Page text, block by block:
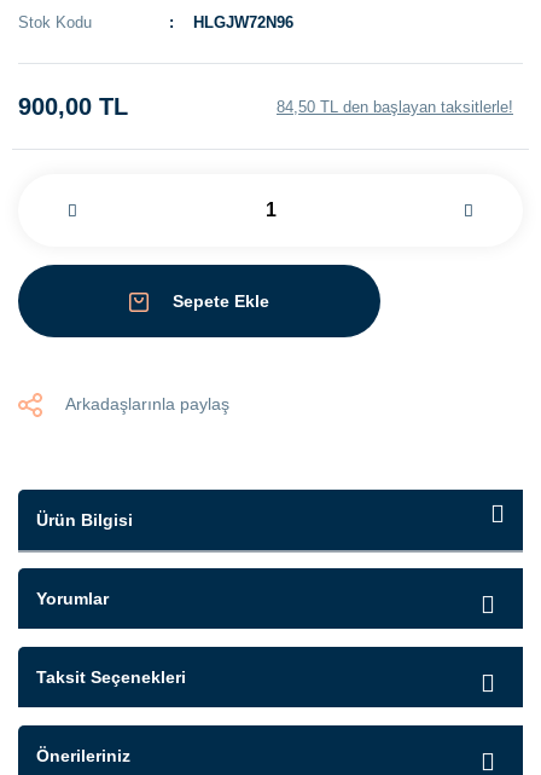
Stok Kodu
HLGJW72N96
900,00 TL 84,50 TL den başlayan taksitlerle!
Sepete Ekle
Arkadaşlarınla paylaş
Ürün Bilgisi
Yorumlar
Taksit Seçenekleri
Önerileriniz